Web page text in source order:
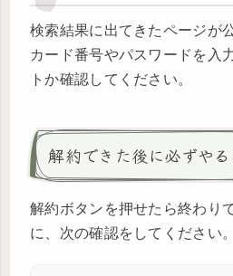
検索結果に出てきたページが
カード番号やパスワードを入
トか確認してください。
解約できた後に必ずやる
解約ボタンを押せたら終わり
に、次の確認をしてください。